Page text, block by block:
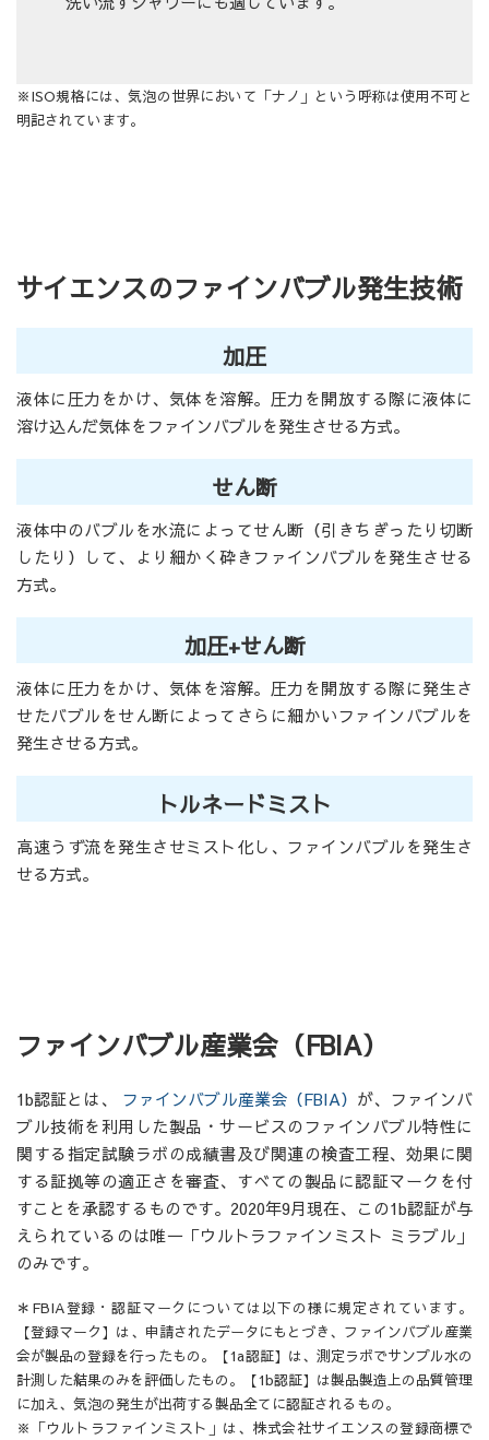
※ISO規格には、気泡の世界において「ナノ」という呼称は使用不可と
明記されています。
サイエンスのファインバブル発生技術
加圧
液体に圧力をかけ、気体を溶解。圧力を開放する際に液体に
溶け込んだ気体をファインバブルを発生させる方式。
せん断
液体中のバブルを水流によってせん断（引きちぎったり切断
したり）して、より細かく砕きファインバブルを発生させる
方式。
加圧+せん断
液体に圧力をかけ、気体を溶解。圧力を開放する際に発生さ
せたバブルをせん断によってさらに細かいファインバブルを
発生させる方式。
トルネードミスト
高速うず流を発生させミスト化し、ファインバブルを発生さ
せる方式。
ファインバブル産業会（FBIA）
1b認証とは、 ファインバブル産業会（FBIA） が、ファインバ
ブル技術を利用した製品・サービスのファインバブル特性に
関する指定試験ラボの成績書及び関連の検査工程、効果に関
する証拠等の適正さを審査、すべての製品に認証マークを付
すことを承認するものです。2020年9月現在、この1b認証が与
えられているのは唯一「ウルトラファインミスト ミラブル」
のみです。
＊FBIA登録・認証マークについては以下の様に規定されています。
【登録マーク】は、申請されたデータにもとづき、ファインバブル産業
会が製品の登録を行ったもの。【1a認証】は、測定ラボでサンプル水の
計測した結果のみを評価したもの。【1b認証】は製品製造上の品質管理
に加え、気泡の発生が出荷する製品全てに認証されるもの。
※「ウルトラファインミスト」は、株式会社サイエンスの登録商標で